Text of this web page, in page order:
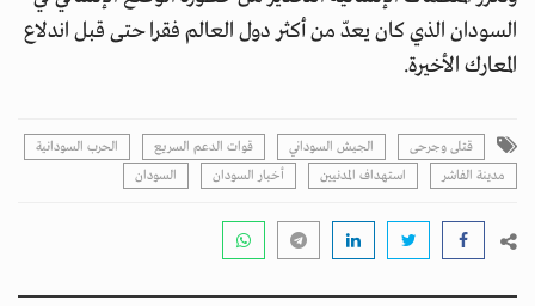
السودان الذي كان يعدّ من أكثر دول العالم فقرا حتى قبل اندلاع
المعارك الأخيرة.
قتلى وجرحى الجيش السوداني قوات الدعم السريع
الحرب السودانية
مدينة الفاشر
استهداف المدنيين أخبار السودان السودان